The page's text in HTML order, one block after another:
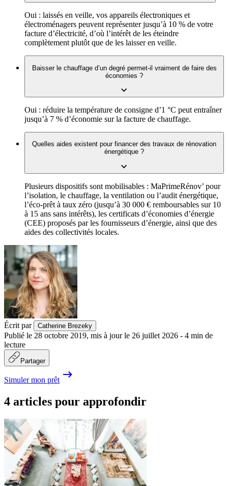
Oui : laissés en veille, vos appareils électroniques et
électroménagers peuvent représenter jusqu’à 10 % de votre
facture d’électricité, d’où l’intérêt de les éteindre
complètement plutôt que de les laisser en veille.
Baisser le chauffage d’un degré permet-il vraiment de faire des
économies ?
Oui : réduire la température de consigne d’1 °C peut entraîner
jusqu’à 7 % d’économie sur la facture de chauffage.
Quelles aides existent pour financer des travaux de rénovation
énergétique ?
Plusieurs dispositifs sont mobilisables : MaPrimeRénov’ pour
l’isolation, le chauffage, la ventilation ou l’audit énergétique,
l’éco-prêt à taux zéro (jusqu’à 30 000 € remboursables sur 10
à 15 ans sans intérêts), les certificats d’économies d’énergie
(CEE) proposés par les fournisseurs d’énergie, ainsi que des
aides des collectivités locales.
Écrit par Catherine Brezeky
Publié le 28 octobre 2019, mis à jour le 26 juillet 2026 - 4 min de
lecture
Partager
Simuler mon prêt
4 articles pour approfondir